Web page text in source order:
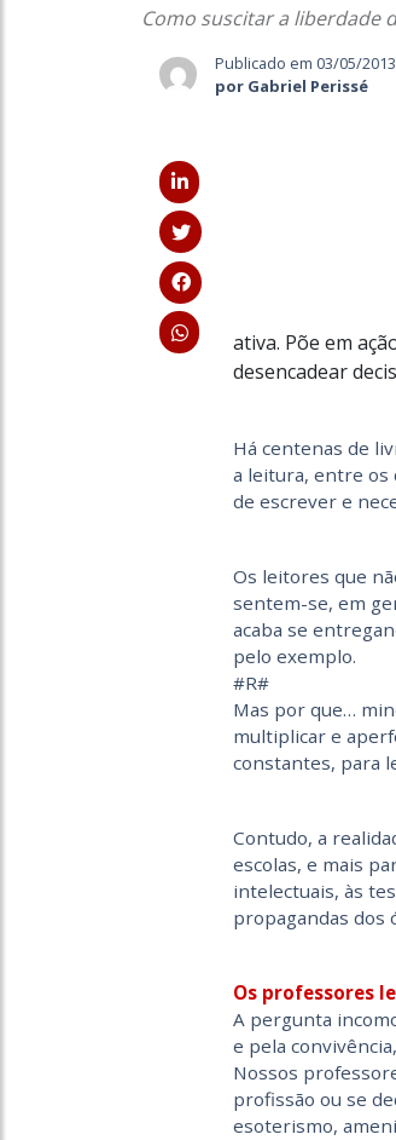
Como suscitar a liberdade
Publicado em 03/05/2013
por Gabriel Perissé
ativa. Põe em
desencadear
Há centenas de
a leitura, entre os
de escrever e
Os leitores que
sentem-se, em
acaba se
pelo exemplo.
#R#
Mas por que…
multiplicar e
constantes, para
Contudo, a
escolas, e mais
intelectuais, às
propagandas dos
Os professores
A pergunta
e pela
Nossos
profissão ou se
esoterismo,